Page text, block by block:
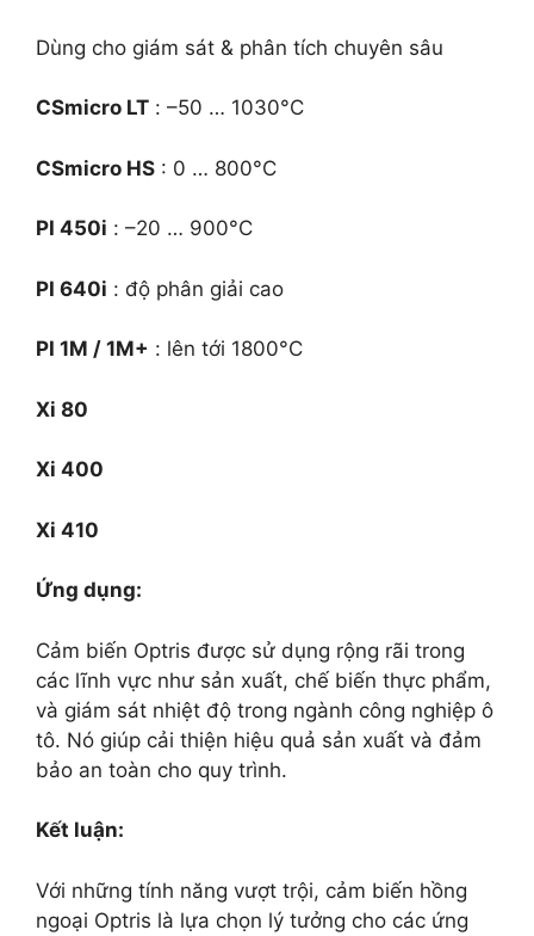
Dùng cho giám sát & phân tích chuyên sâu
CSmicro LT : –50 … 1030°C
CSmicro HS : 0 … 800°C
PI 450i : –20 … 900°C
PI 640i : độ phân giải cao
PI 1M / 1M+ : lên tới 1800°C
Xi 80
Xi 400
Xi 410
Ứng dụng:
Cảm biến Optris được sử dụng rộng rãi trong
các lĩnh vực như sản xuất, chế biến thực phẩm,
và giám sát nhiệt độ trong ngành công nghiệp ô
tô. Nó giúp cải thiện hiệu quả sản xuất và đảm
bảo an toàn cho quy trình.
Kết luận:
Với những tính năng vượt trội, cảm biến hồng
ngoại Optris là lựa chọn lý tưởng cho các ứng